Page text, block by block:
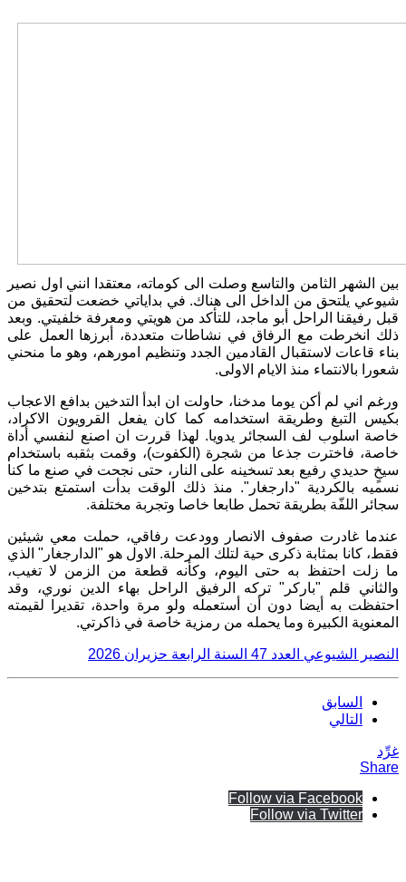
بين الشهر الثامن والتاسع وصلت الى كوماته، معتقدا انني اول نصير
شيوعي يلتحق من الداخل الى هناك. في بداياتي خضعت لتحقيق من
قبل رفيقنا الراحل أبو ماجد، للتأكد من هويتي ومعرفة خلفيتي. وبعد
ذلك انخرطت مع الرفاق في نشاطات متعددة، أبرزها العمل على
بناء قاعات لاستقبال القادمين الجدد وتنظيم امورهم، وهو ما منحني
شعورا بالانتماء منذ الايام الاولى.
ورغم اني لم أكن يوما مدخنا، حاولت ان ابدأ التدخين بدافع الاعجاب
بكيس التبغ وطريقة استخدامه كما كان يفعل القرويون الاكراد،
خاصة اسلوب لف السجائر يدويا. لهذا قررت ان اصنع لنفسي أداة
خاصة، فاخترت جذعا من شجرة (الكفوت)، وقمت بثقبه باستخدام
سيخٍ حديدي رفيع بعد تسخينه على النار، حتى نجحت في صنع ما كنا
نسميه بالكردية "دارجغار". منذ ذلك الوقت بدأت استمتع بتدخين
سجائر اللفّة بطريقة تحمل طابعا خاصا وتجربة مختلفة.
عندما غادرت صفوف الانصار وودعت رفاقي، حملت معي شيئين
فقط، كانا بمثابة ذكرى حية لتلك المرحلة. الاول هو "الدارجغار" الذي
ما زلت احتفظ به حتى اليوم، وكأنه قطعة من الزمن لا تغيب،
والثاني قلم "باركر" تركه الرفيق الراحل بهاء الدين نوري، وقد
احتفظت به أيضا دون أن أستعمله ولو مرة واحدة، تقديرا لقيمته
المعنوية الكبيرة وما يحمله من رمزية خاصة في ذاكرتي.
النصير الشيوعي العدد السنة الرابعة حزيران
السابق
التالي
غرِّد
Share
Follow via Facebook
Follow via Twitter